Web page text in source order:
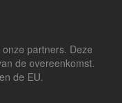
partners. Deze
de overeenkomst.
de EU.